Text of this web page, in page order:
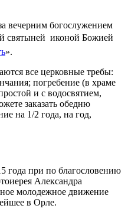
вечерним богослужением
святыней  иконой Божией
».
все церковные требы:
погребение (в храме
и с водосвятием,
заказать обедню
на 1/2 года, на год,
года при по благословению
Александра
молодежное движение
в Орле.